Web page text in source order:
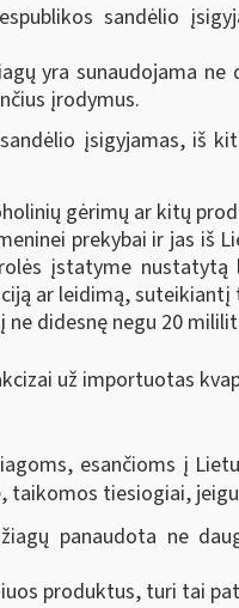
sandėlio
yra sunaudojama
įrodymus.
įsigyjamas, iš
gėrimų ar kitų
prekybai ir jas iš
įstatyme
ar leidimą,
didesnę negu 20
už importuotas
esančioms į
tiesiogiai,
panaudota ne
produktus, turi tai